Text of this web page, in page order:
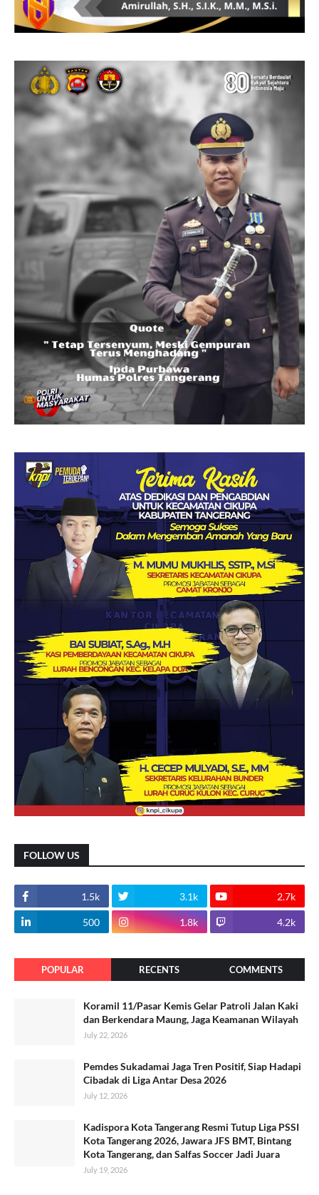
FOLLOW US
1.5k 3.1k 2.7k
500 1.8k 4.2k
POPULAR RECENTS COMMENTS
Koramil 11/Pasar Kemis Gelar Patroli Jalan Kaki
dan Berkendara Maung, Jaga Keamanan Wilayah
July 22, 2026
Pemdes Sukadamai Jaga Tren Positif, Siap Hadapi
Cibadak di Liga Antar Desa 2026
July 12, 2026
Kadispora Kota Tangerang Resmi Tutup Liga PSSI
Kota Tangerang 2026, Jawara JFS BMT, Bintang
Kota Tangerang, dan Salfas Soccer Jadi Juara
July 19, 2026